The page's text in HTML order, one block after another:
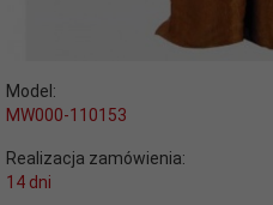
Model:
MW000-110153
Realizacja zamówienia:
14 dni